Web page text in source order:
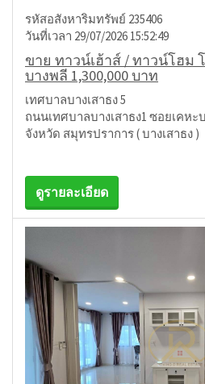
รหัสอสังหาริมทรัพย์ 235406
วันที่เวลา 29/07/2026 15:52:49
ขาย ทาวน์เฮ้าส์ / ทาวน์โฮม
บางพลี 1,300,000 บาท
เทศบาลบางเสาธง 5
ถนนเทศบาลบางเสาธง1 ซอยเคหะ
จังหวัด สมุทรปราการ ( บางเสาธง )
ดูรายละเอียด